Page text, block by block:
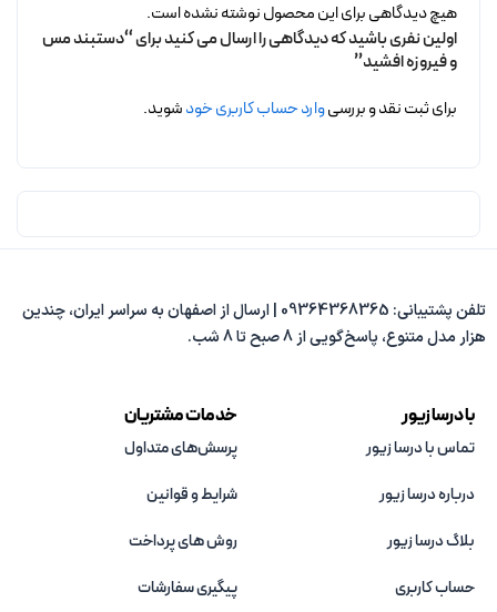
هیچ دیدگاهی برای این محصول نوشته نشده است.
اولین نفری باشید که دیدگاهی را ارسال می کنید برای “دستبند مس
و فیروزه افشید”
برای ثبت نقد و بررسیوارد حساب کاربری خودشوید.
تلفن پشتیبانی: 09364368365 | ارسال از اصفهان به سراسر ایران، چندین
هزار مدل متنوع، پاسخ‌گویی از 8 صبح تا 8 شب.
با درسا زیور
تماس با درسا زیور
درباره درسا زیور
بلاگ درسا زیور
حساب کاربری
خدمات مشتریان
پرسش‌های متداول
شرایط و قوانین
روش های پرداخت
پیگیری سفارشات